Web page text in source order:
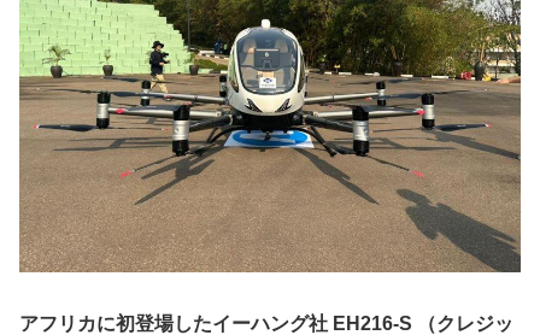
アフリカに初登場したイーハング社 EH216-S （クレジッ